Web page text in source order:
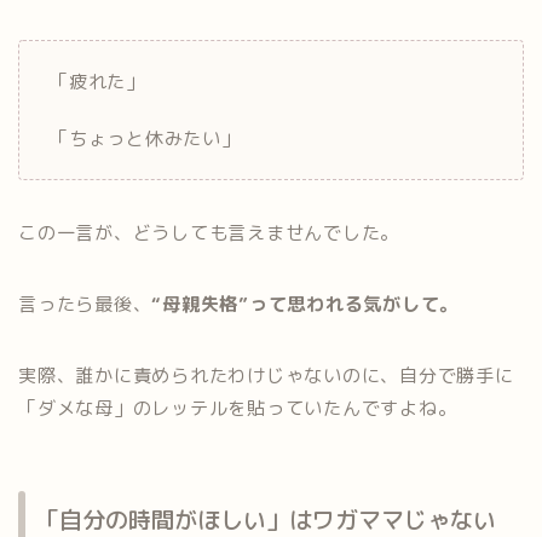
「疲れた」
「ちょっと休みたい」
この一言が、どうしても言えませんでした。
言ったら最後、“母親失格”って思われる気がして。
実際、誰かに責められたわけじゃないのに、自分で勝手に
「ダメな母」のレッテルを貼っていたんですよね。
「自分の時間がほしい」はワガママじゃない